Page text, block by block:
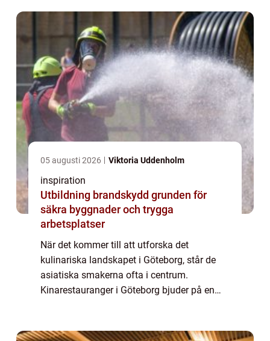
05 augusti 2026 Viktoria Uddenholm
inspiration
Utbildning brandskydd grunden för
säkra byggnader och trygga
arbetsplatser
När det kommer till att utforska det
kulinariska landskapet i Göteborg, står de
asiatiska smakerna ofta i centrum.
Kinarestauranger i Göteborg bjuder på en